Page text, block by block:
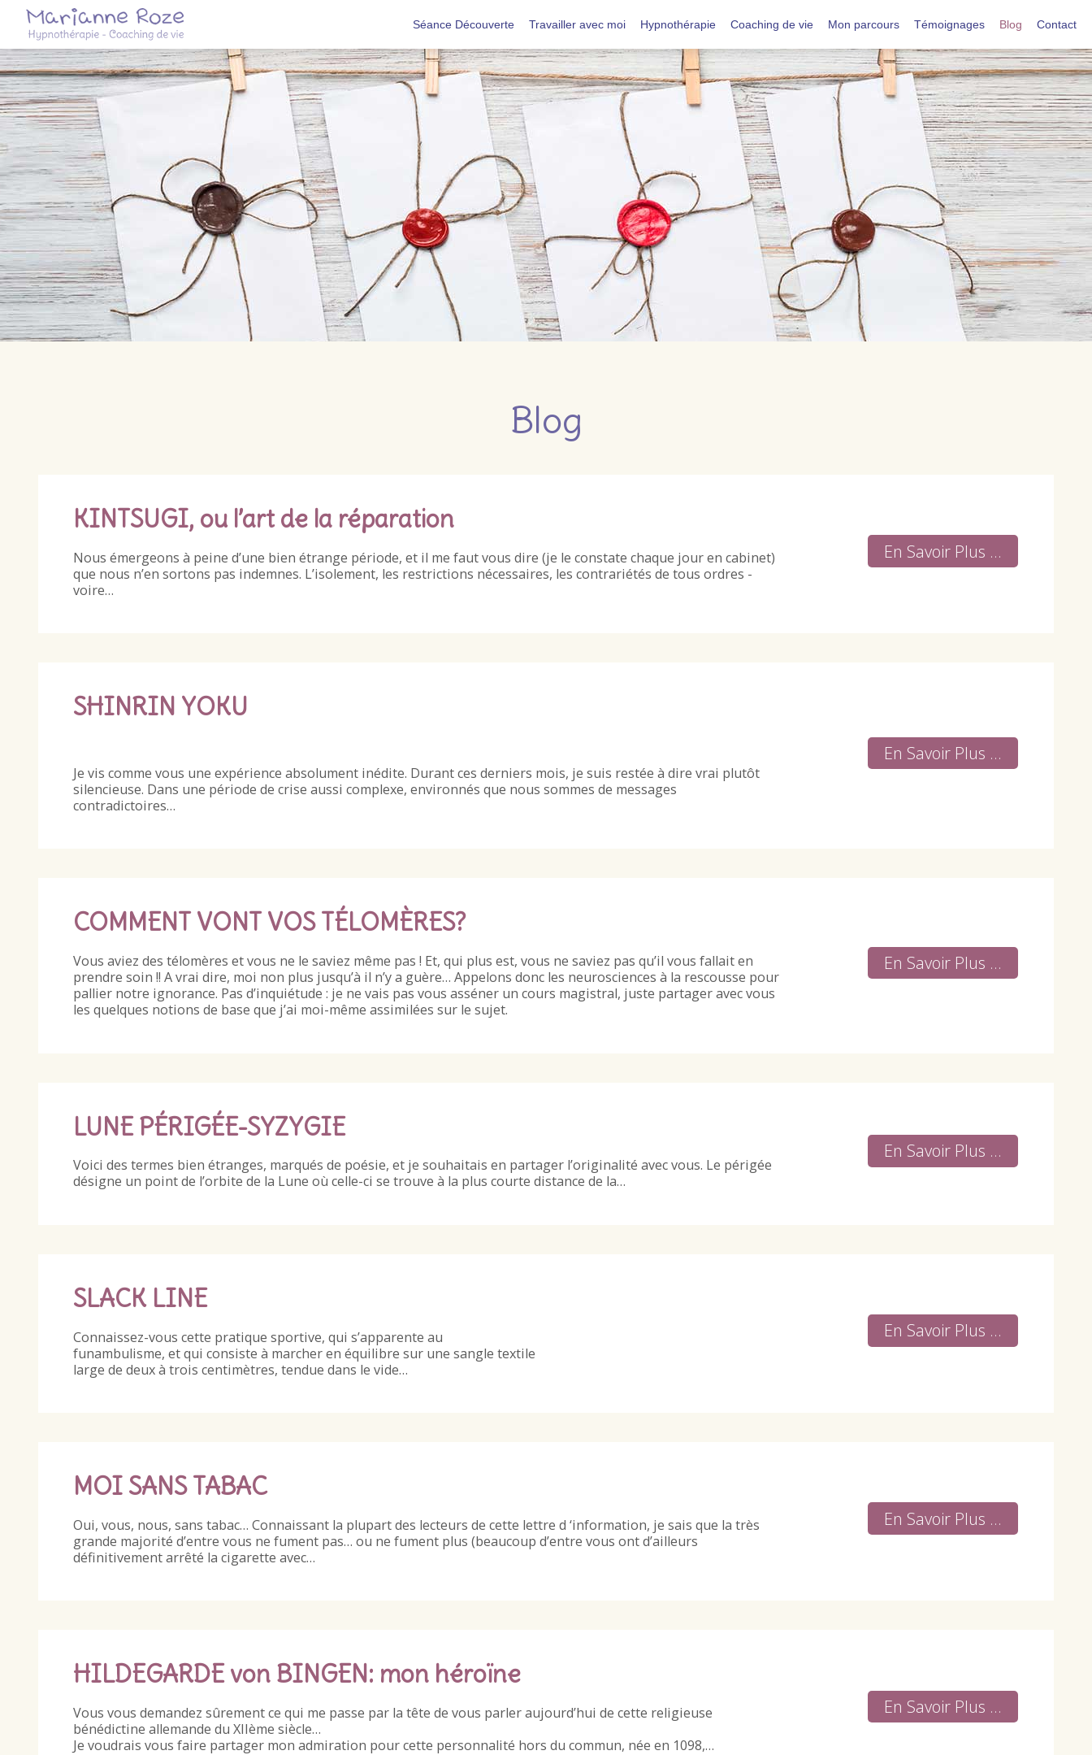
Séance Découverte Travailler avec moi Hypnothérapie Coaching de vie Mon parcours Témoignages Blog Contact
Blog
KINTSUGI, ou l’art de la réparation
Nous émergeons à peine d’une bien étrange période, et il me faut vous dire (je le constate chaque jour en cabinet)
que nous n’en sortons pas indemnes. L’isolement, les restrictions nécessaires, les contrariétés de tous ordres -
voire…
En Savoir Plus ...
SHINRIN YOKU
Je vis comme vous une expérience absolument inédite. Durant ces derniers mois, je suis restée à dire vrai plutôt
silencieuse. Dans une période de crise aussi complexe, environnés que nous sommes de messages
contradictoires…
En Savoir Plus ...
COMMENT VONT VOS TÉLOMÈRES?
Vous aviez des télomères et vous ne le saviez même pas ! Et, qui plus est, vous ne saviez pas qu’il vous fallait en
prendre soin !! A vrai dire, moi non plus jusqu’à il n’y a guère… Appelons donc les neurosciences à la rescousse pour
pallier notre ignorance. Pas d’inquiétude : je ne vais pas vous asséner un cours magistral, juste partager avec vous
les quelques notions de base que j’ai moi-même assimilées sur le sujet.
En Savoir Plus ...
LUNE PÉRIGÉE-SYZYGIE
Voici des termes bien étranges, marqués de poésie, et je souhaitais en partager l’originalité avec vous. Le périgée
désigne un point de l’orbite de la Lune où celle-ci se trouve à la plus courte distance de la…
En Savoir Plus ...
SLACK LINE
Connaissez-vous cette pratique sportive, qui s’apparente au
funambulisme, et qui consiste à marcher en équilibre sur une sangle textile
large de deux à trois centimètres, tendue dans le vide…
En Savoir Plus ...
MOI SANS TABAC
Oui, vous, nous, sans tabac… Connaissant la plupart des lecteurs de cette lettre d ‘information, je sais que la très
grande majorité d’entre vous ne fument pas… ou ne fument plus (beaucoup d’entre vous ont d’ailleurs
définitivement arrêté la cigarette avec…
En Savoir Plus ...
HILDEGARDE von BINGEN: mon héroïne
Vous vous demandez sûrement ce qui me passe par la tête de vous parler aujourd’hui de cette religieuse
bénédictine allemande du XIIème siècle…
Je voudrais vous faire partager mon admiration pour cette personnalité hors du commun, née en 1098,…
En Savoir Plus ...